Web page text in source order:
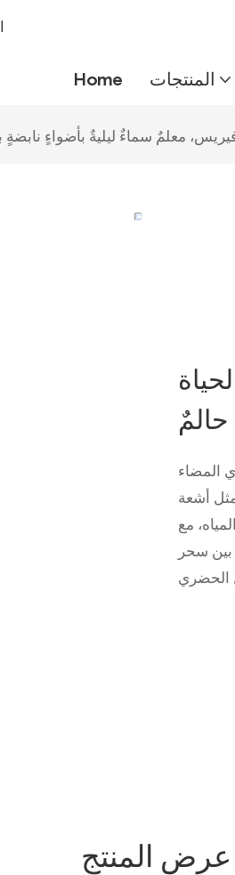
Home المنتجات
المضاء
أشعة
مع
بين سحر
عرض المنتج